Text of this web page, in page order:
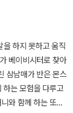
출판사로부터 도서
첨이 되었다. 엄마
, 아빠는 공항에 발
다. 그래서 그런 엄
가 오게 되었다. 그
에서 말이다. 도서
아가는 주인공들은
한 집에는 모두 몬
을 하지 못하고 움직
베이비시터로 찾아
삼남매가 반은 몬스
하는 모험을 다루고
와 함께 하는 또래